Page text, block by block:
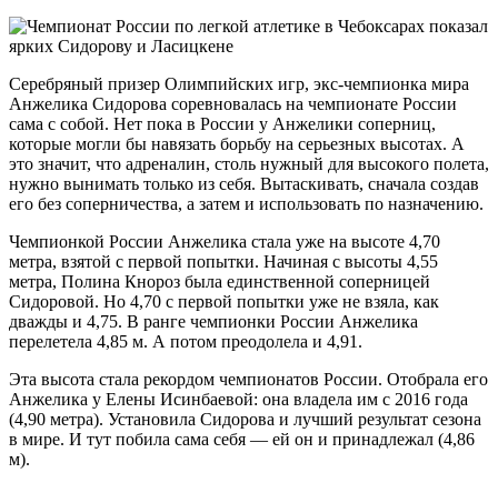
Серебряный призер Олимпийских игр, экс-чемпионка мира
Анжелика Сидорова соревновалась на чемпионате России
сама с собой. Нет пока в России у Анжелики соперниц,
которые могли бы навязать борьбу на серьезных высотах. А
это значит, что адреналин, столь нужный для высокого полета,
нужно вынимать только из себя. Вытаскивать, сначала создав
его без соперничества, а затем и использовать по назначению.
Чемпионкой России Анжелика стала уже на высоте 4,70
метра, взятой с первой попытки. Начиная с высоты 4,55
метра, Полина Кнороз была единственной соперницей
Сидоровой. Но 4,70 с первой попытки уже не взяла, как
дважды и 4,75. В ранге чемпионки России Анжелика
перелетела 4,85 м. А потом преодолела и 4,91.
Эта высота стала рекордом чемпионатов России. Отобрала его
Анжелика у Елены Исинбаевой: она владела им с 2016 года
(4,90 метра). Установила Сидорова и лучший результат сезона
в мире. И тут побила сама себя — ей он и принадлежал (4,86
м).